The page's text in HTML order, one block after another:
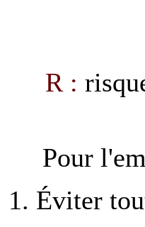
R :
Pour
Éviter